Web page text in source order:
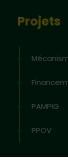
Projets
PAMPIG
PPOV